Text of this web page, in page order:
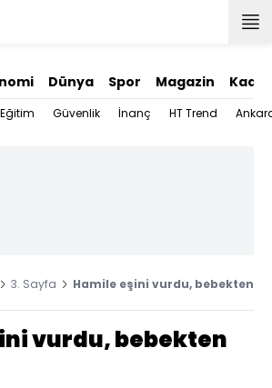
Dünya Spor Magazin Kadın
Eğitim Güvenlik İnanç HT Trend
3. Sayfa
Hamile eşini vurdu, bebekten
vurdu, bebekten